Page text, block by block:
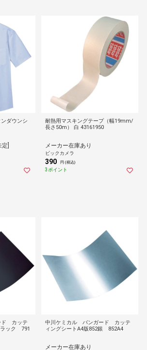
ダウンシ
]
耐熱用マスキングテープ（幅19mm/
長さ50m） 白 43161950
メーカー在庫あり
ビックカメラ
390 円 (税込)
3ポイント
ド カッテ
ラック 791
中川ケミカル バンガード カッテ
ィングシートA4版852銀 852A4
メーカー在庫あり